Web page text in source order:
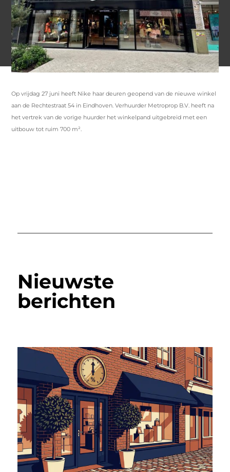
Op vrijdag 27 juni heeft Nike haar deuren geopend van de nieuwe winkel
aan de Rechtestraat 54 in Eindhoven. Verhuurder Metroprop B.V. heeft na
het vertrek van de vorige huurder het winkelpand uitgebreid met een
uitbouw tot ruim 700 m².
Nieuwste
berichten